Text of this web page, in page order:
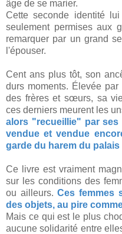
âge de se marier.
Cette seconde identité
seulement permises aux
remarquer par un grand
l'épouser.
Cent ans plus tôt, son
durs moments. Élevée
des frères et sœurs, sa
ces derniers meurent les
alors "recueillie" par ses
vendue et vendue
garde du harem du
Ce livre est vraiment
sur les conditions des
ou ailleurs.Ces femmes
des objets, au pire
Mais ce qui est le plus
aucune solidarité entre